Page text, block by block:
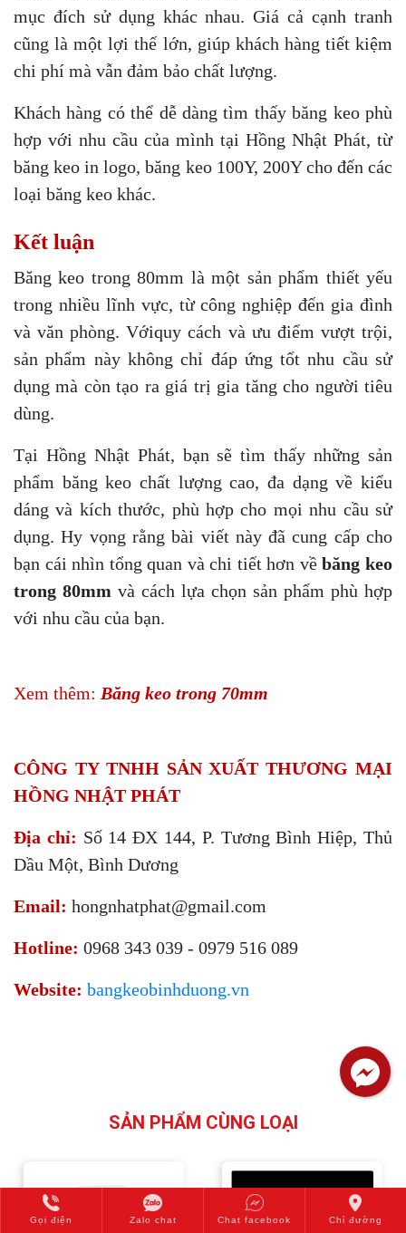
mục đích sử dụng khác nhau. Giá cả cạnh tranh
cũng là một lợi thế lớn, giúp khách hàng tiết kiệm
chi phí mà vẫn đảm bảo chất lượng.
Khách hàng có thể dễ dàng tìm thấy băng keo phù
hợp với nhu cầu của mình tại Hồng Nhật Phát, từ
băng keo in logo, băng keo 100Y, 200Y cho đến các
loại băng keo khác.
Kết luận
Băng keo trong 80mm là một sản phẩm thiết yếu
trong nhiều lĩnh vực, từ công nghiệp đến gia đình
và văn phòng. Vớiquy cách và ưu điểm vượt trội,
sản phẩm này không chỉ đáp ứng tốt nhu cầu sử
dụng mà còn tạo ra giá trị gia tăng cho người tiêu
dùng.
Tại Hồng Nhật Phát, bạn sẽ tìm thấy những sản
phẩm băng keo chất lượng cao, đa dạng về kiểu
dáng và kích thước, phù hợp cho mọi nhu cầu sử
dụng. Hy vọng rằng bài viết này đã cung cấp cho
bạn cái nhìn tổng quan và chi tiết hơn vềbăng keo
trong 80mm và cách lựa chọn sản phẩm phù hợp
với nhu cầu của bạn.
Xem thêm: Băng keo trong 70mm
CÔNG TY TNHH SẢN XUẤT THƯƠNG MẠI
HỒNG NHẬT PHÁT
Địa chỉ: Số 14 ĐX 144, P. Tương Bình Hiệp, Thủ
Dầu Một, Bình Dương
Email: hongnhatphat@gmail.com
Hotline: 0968 343 039 - 0979 516 089
Website: bangkeobinhduong.vn
SẢN PHẨM CÙNG LOẠI
Gọi điện Zalo chat Chat facebook Chỉ đường